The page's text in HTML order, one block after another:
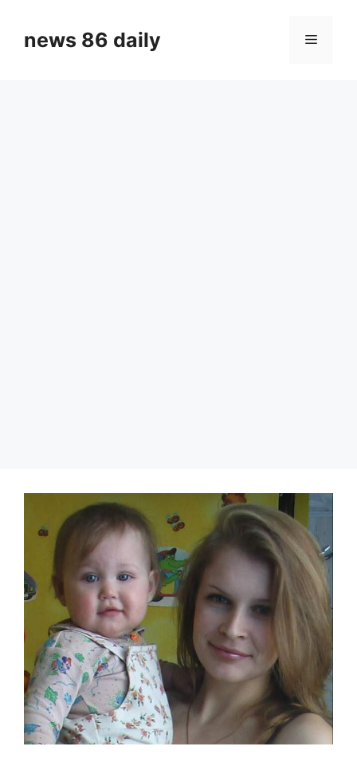
contentnews 86 daily Menu